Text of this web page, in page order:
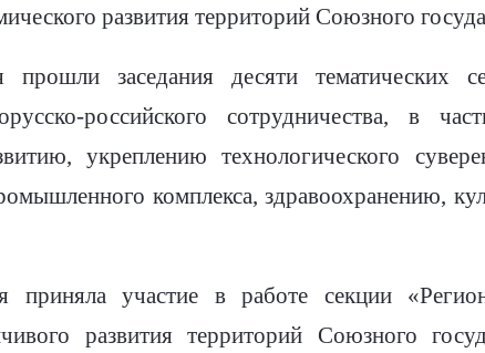
развития территорий Союзного
заседания десяти тематических
российского сотрудничества, в
укреплению технологического
комплекса, здравоохранению,
приняла участие в работе секции
развития территорий Союзного